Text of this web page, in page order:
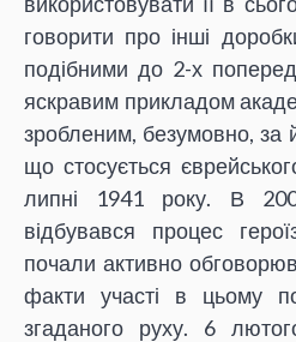
говорити про інші
подібними до 2-х
яскравим прикладом
зробленим, безумовно, за
що стосується
липні 1941 року. В
відбувався процес
почали активно
факти участі в цьому
згаданого руху. 6